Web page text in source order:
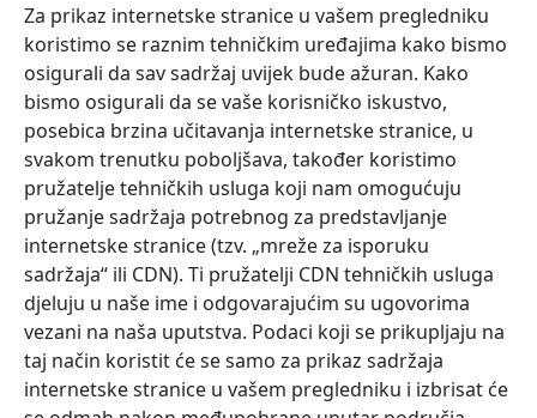
Za prikaz internetske stranice u vašem pregledniku
koristimo se raznim tehničkim uređajima kako bismo
osigurali da sav sadržaj uvijek bude ažuran. Kako
bismo osigurali da se vaše korisničko iskustvo,
posebica brzina učitavanja internetske stranice, u
svakom trenutku poboljšava, također koristimo
pružatelje tehničkih usluga koji nam omogućuju
pružanje sadržaja potrebnog za predstavljanje
internetske stranice (tzv. „mreže za isporuku
sadržaja“ ili CDN). Ti pružatelji CDN tehničkih usluga
djeluju u naše ime i odgovarajućim su ugovorima
vezani na naša uputstva. Podaci koji se prikupljaju na
taj način koristit će se samo za prikaz sadržaja
internetske stranice u vašem pregledniku i izbrisat će